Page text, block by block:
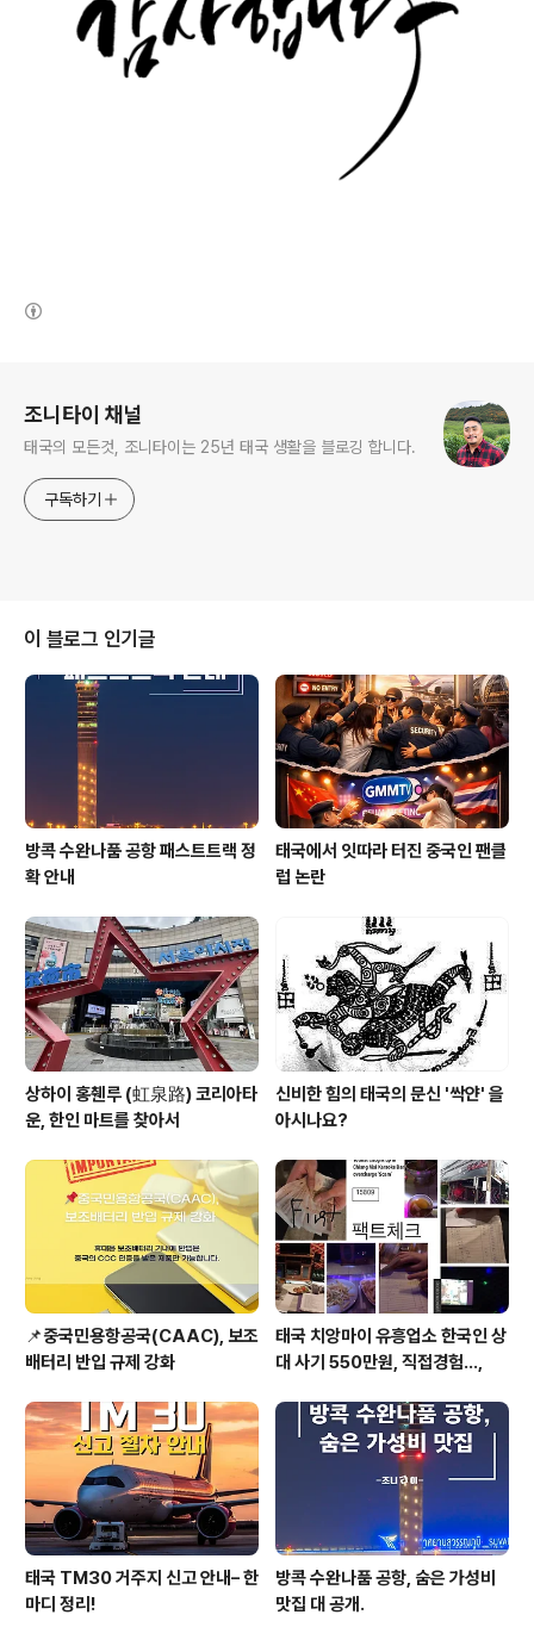
조니타이 채널
태국의 모든것, 조니타이는 25년 태국 생활을 블로깅 합니다.
구독하기
이 블로그 인기글
방콕 수완나품 공항 패스트트랙 정
확 안내
태국에서 잇따라 터진 중국인 팬클
럽 논란
상하이 홍췐루 (虹泉路) 코리아타
운, 한인 마트를 찾아서
신비한 힘의 태국의 문신 '싹얀' 을
아시나요?
📌중국민용항공국(CAAC), 보조
배터리 반입 규제 강화
태국 치앙마이 유흥업소 한국인 상
대 사기 550만원, 직접경험...,
태국 TM30 거주지 신고 안내– 한
마디 정리!
방콕 수완나품 공항, 숨은 가성비
맛집 대 공개.